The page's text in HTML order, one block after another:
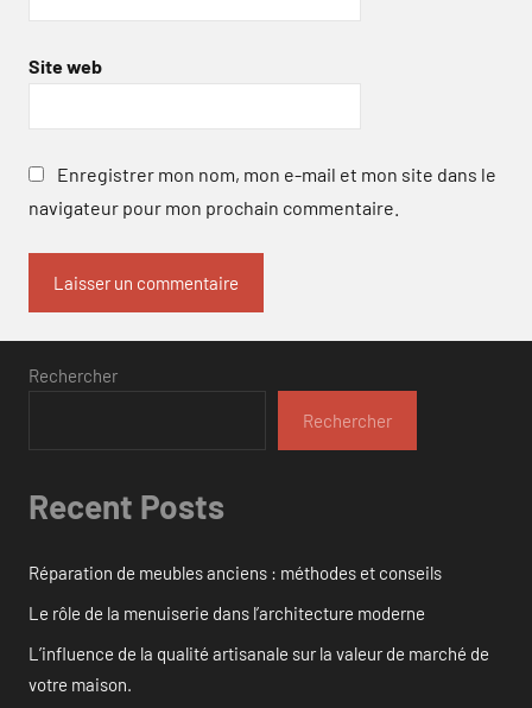
Site web
Enregistrer mon nom, mon e-mail et mon site dans le
navigateur pour mon prochain commentaire.
Rechercher
Rechercher
Recent Posts
Réparation de meubles anciens : méthodes et conseils
Le rôle de la menuiserie dans l’architecture moderne
L’influence de la qualité artisanale sur la valeur de marché de
votre maison.